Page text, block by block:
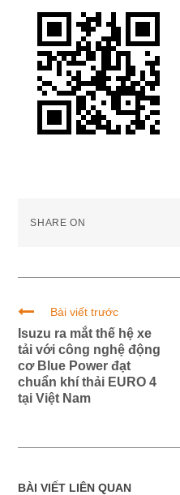
SHARE ON
Bài viết trước
Isuzu ra mắt thế hệ xe
tải với công nghệ động
cơ Blue Power đạt
chuẩn khí thải EURO 4
tại Việt Nam
BÀI VIẾT LIÊN QUAN